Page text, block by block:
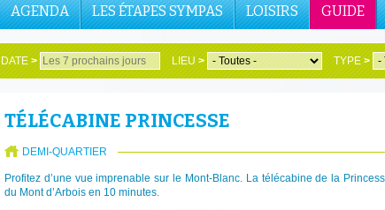
AGENDA LES ÉTAPES SYMPAS LOISIRS GUIDE
DATE> LIEU> TYPE>
TÉLÉCABINE PRINCESSE
DEMI-QUARTIER
Profitez d’une vue imprenable sur le Mont-Blanc. La télécabine de la
du Mont d’Arbois en 10 minutes.